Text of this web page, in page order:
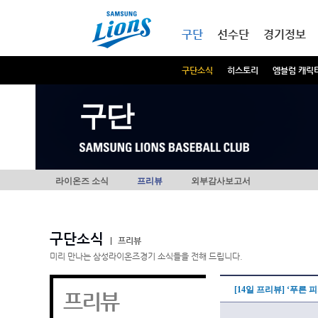
구단
구단소식 히스토리 엠블럼 캐릭
선수단 경기정보
구단
라이온즈 소식 프리뷰 외부감사보고서
구단소식
프리뷰
미리 만나는 삼성라이온즈경기 소식들을 전해 드립니다.
프리뷰 [14일 프리뷰] ‘푸른